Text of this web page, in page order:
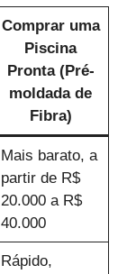
Comprar uma
Piscina
Pronta (Pré-
moldada de
Fibra)
Mais barato, a
partir de R$
20.000 a R$
40.000
Rápido,